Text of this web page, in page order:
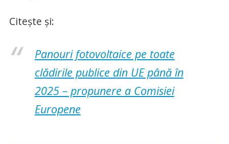
Citește și:
Panouri fotovoltaice pe toate
clădirile publice din UE până în
2025 – propunere a Comisiei
Europene